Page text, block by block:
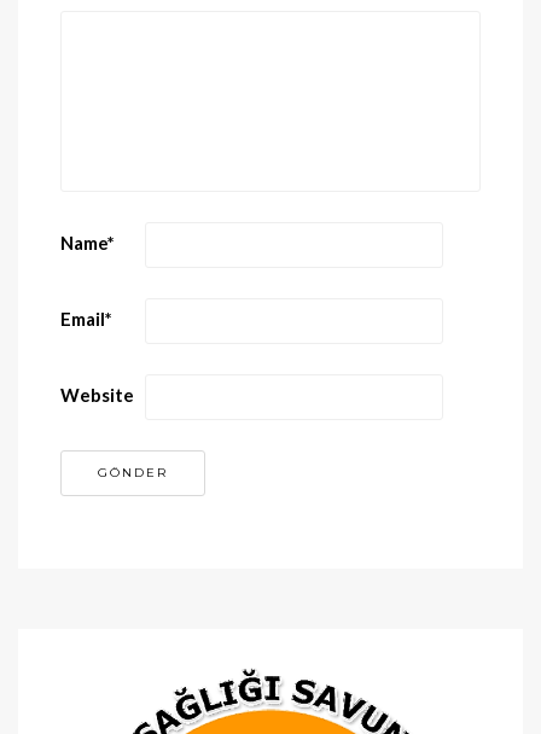
Name*
Email*
Website